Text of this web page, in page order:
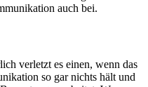
auch bei.
verletzt es einen, wenn das
so gar nichts hält und